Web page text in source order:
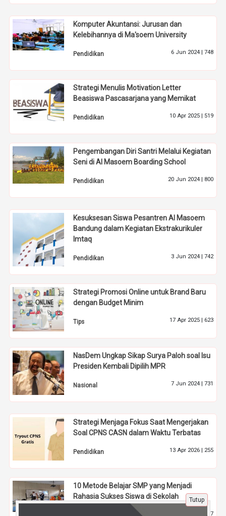
Komputer Akuntansi: Jurusan dan
Kelebihannya di Ma'soem University
Pendidikan 6 Jun 2024 | 748
Strategi Menulis Motivation Letter
Beasiswa Pascasarjana yang Memikat
Pendidikan 10 Apr 2025 | 519
Pengembangan Diri Santri Melalui Kegiatan
Seni di Al Masoem Boarding School
Pendidikan 20 Jun 2024 | 800
Kesuksesan Siswa Pesantren Al Masoem
Bandung dalam Kegiatan Ekstrakurikuler
Imtaq
Pendidikan 3 Jun 2024 | 742
Strategi Promosi Online untuk Brand Baru
dengan Budget Minim
Tips 17 Apr 2025 | 623
NasDem Ungkap Sikap Surya Paloh soal Isu
Presiden Kembali Dipilih MPR
Nasional 7 Jun 2024 | 731
Strategi Menjaga Fokus Saat Mengerjakan
Soal CPNS CASN dalam Waktu Terbatas
Pendidikan 13 Apr 2026 | 255
10 Metode Belajar SMP yang Menjadi
Rahasia Sukses Siswa di Sekolah
1777
Tutup